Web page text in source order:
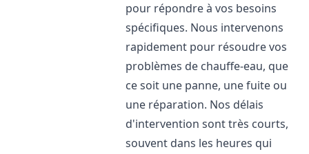
pour répondre à vos besoins
spécifiques. Nous intervenons
rapidement pour résoudre vos
problèmes de chauffe-eau, que
ce soit une panne, une fuite ou
une réparation. Nos délais
d'intervention sont très courts,
souvent dans les heures qui